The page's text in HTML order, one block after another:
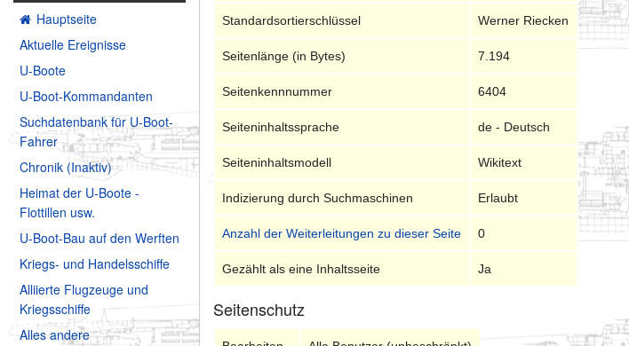
Hauptseite
Aktuelle Ereignisse
U-Boote
U-Boot-Kommandanten
Suchdatenbank für U-Boot-
Fahrer
Chronik (Inaktiv)
Heimat der U-Boote -
Flottillen usw.
U-Boot-Bau auf den Werften
Kriegs- und Handelsschiffe
Alliierte Flugzeuge und
Kriegsschiffe
Alles andere
Standardsortierschlüssel Werner Riecken
Seitenlänge (in Bytes) 7.194
Seitenkennnummer 6404
Seiteninhaltssprache de - Deutsch
Seiteninhaltsmodell Wikitext
Indizierung durch Suchmaschinen Erlaubt
Anzahl der Weiterleitungen zu dieser Seite 0
Gezählt als eine Inhaltsseite Ja
Seitenschutz